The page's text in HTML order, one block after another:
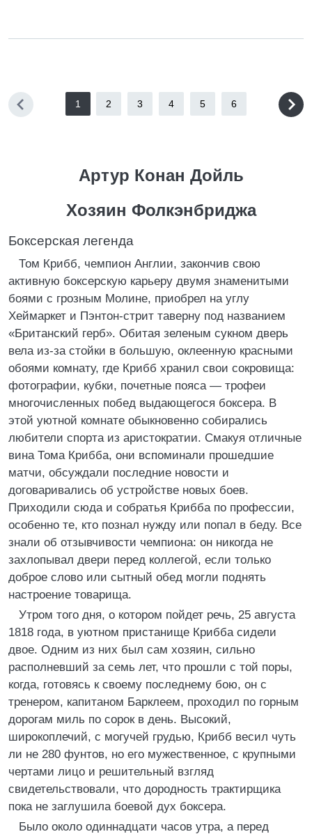
1 2 3 4 5 6
Артур Конан Дойль
Хозяин Фолкэнбриджа
Боксерская легенда
Том Крибб, чемпион Англии, закончив свою
активную боксерскую карьеру двумя знаменитыми
боями с грозным Молине, приобрел на углу
Хеймаркет и Пэнтон-стрит таверну под названием
«Британский герб». Обитая зеленым сукном дверь
вела из-за стойки в большую, оклеенную красными
обоями комнату, где Крибб хранил свои сокровища:
фотографии, кубки, почетные пояса — трофеи
многочисленных побед выдающегося боксера. В
этой уютной комнате обыкновенно собирались
любители спорта из аристократии. Смакуя отличные
вина Тома Крибба, они вспоминали прошедшие
матчи, обсуждали последние новости и
договаривались об устройстве новых боев.
Приходили сюда и собратья Крибба по профессии,
особенно те, кто познал нужду или попал в беду. Все
знали об отзывчивости чемпиона: он никогда не
захлопывал двери перед коллегой, если только
доброе слово или сытный обед могли поднять
настроение товарища.
Утром того дня, о котором пойдет речь, 25 августа
1818 года, в уютном пристанище Крибба сидели
двое. Одним из них был сам хозяин, сильно
располневший за семь лет, что прошли с той поры,
когда, готовясь к своему последнему бою, он с
тренером, капитаном Барклеем, проходил по горным
дорогам миль по сорок в день. Высокий,
широкоплечий, с могучей грудью, Крибб весил чуть
ли не 280 фунтов, но его мужественное, с крупными
чертами лицо и решительный взгляд
свидетельствовали, что дородность трактирщика
пока не заглушила боевой дух боксера.
Было около одиннадцати часов утра, а перед